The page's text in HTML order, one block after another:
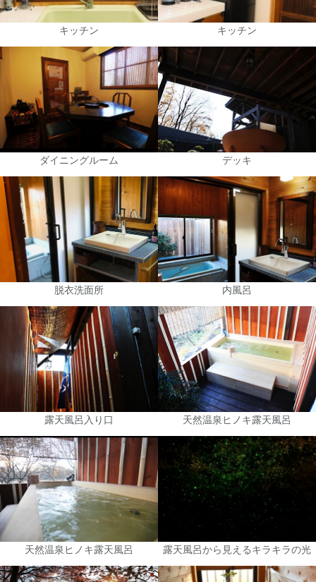
キッチン キッチン
ダイニングルーム デッキ
脱衣洗面所 内風呂
露天風呂入り口 天然温泉ヒノキ露天風呂
天然温泉ヒノキ露天風呂 露天風呂から見えるキラキラの光